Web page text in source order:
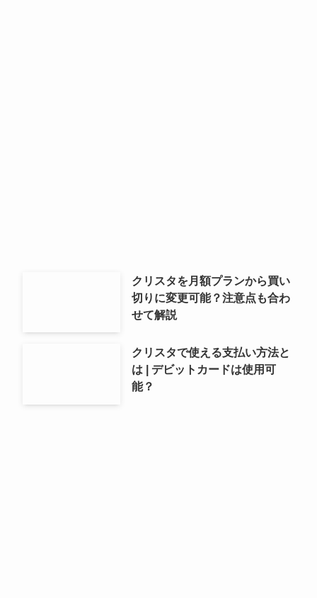
クリスタを月額プランから買い
切りに変更可能？注意点も合わ
せて解説
クリスタで使える支払い方法と
は | デビットカードは使用可
能？